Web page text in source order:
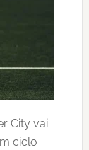
City vai
ciclo